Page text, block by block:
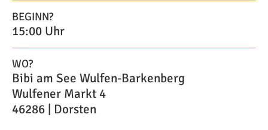
BEGINN?
15:00 Uhr
WO?
Bibi am See Wulfen-Barkenberg
Wulfener Markt 4
46286 | Dorsten